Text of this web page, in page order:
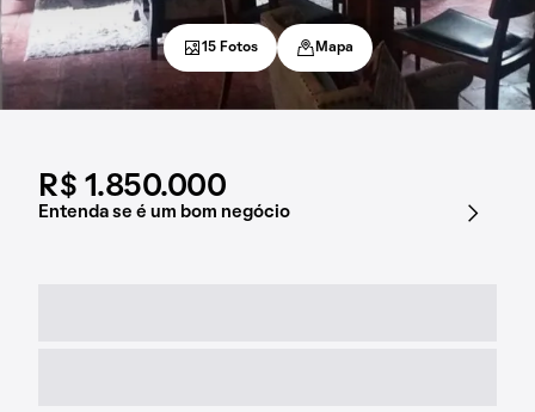
R$ 1.850.000
Entenda se é um bom negócio
15 Fotos Mapa